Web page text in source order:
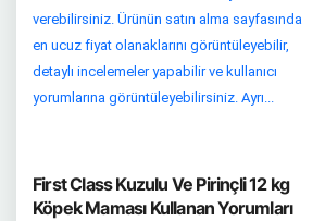
verebilirsiniz. Ürünün satın alma sayfasında
en ucuz fiyat olanaklarını görüntüleyebilir,
detaylı incelemeler yapabilir ve kullanıcı
yorumlarına görüntüleyebilirsiniz. Ayrı...
First Class Kuzulu Ve Pirinçli 12 kg
Köpek Maması Kullanan Yorumları